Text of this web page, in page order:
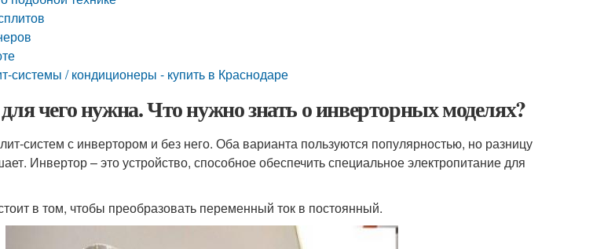
системы / кондиционеры - купить в Краснодаре
чего нужна. Что нужно знать о инверторных моделях?
систем с инвертором и без него. Оба варианта пользуются популярностью, но разницу
Инвертор – это устройство, способное обеспечить специальное электропитание для
в том, чтобы преобразовать переменный ток в постоянный.